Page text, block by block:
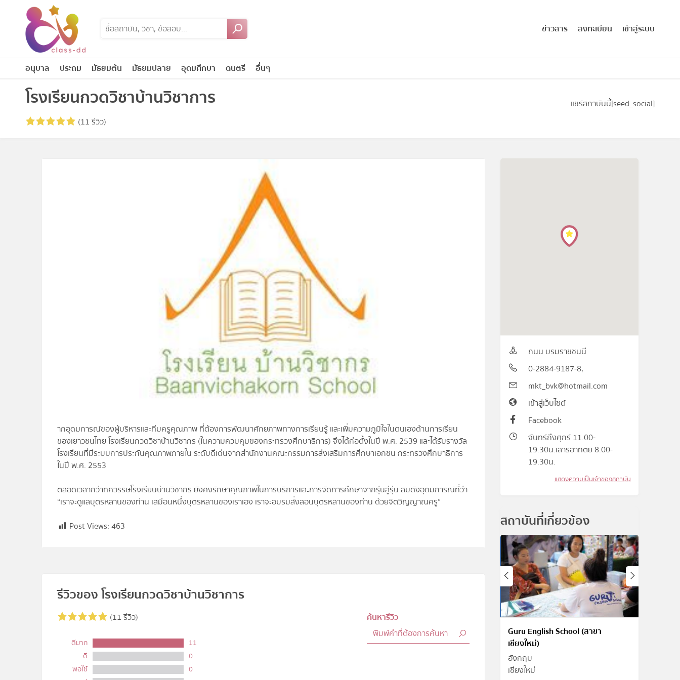
content
ข่าวสาร ลงทะเบียน เข้าสู่ระบบ
อนุบาล ประถม มัธยมต้น มัธยมปลาย อุดมศึกษา ดนตรี อื่นๆ
โรงเรียนกวดวิชาบ้านวิชาการ
(11 รีวิว)
แชร์สถาบันนี้[seed_social]
ากอุดมการณ์ของผู้บริหารและทีมครูคุณภาพ ที่ต้องการพัฒนาศักยภาพทางการเรียนรู้ และเพิ่มความภูมิใจในตนเองด้านการเรียน
ของเยาวชนไทย โรงเรียนกวดวิชาบ้านวิชากร (ในความควบคุมของกระทรวงศึกษาธิการ) จึงได้ก่อตั้งในปี พ.ศ. 2539 และได้รับรางวัล
โรงเรียนที่มีระบบการประกันคุณภาพภายใน ระดับดีเด่นจากสำนักงานคณะกรรมการส่งเสริมการศึกษาเอกชน กระทรวงศึกษาธิการ
ในปี พ.ศ. 2553
ตลอดเวลากว่าทศวรรษโรงเรียนบ้านวิชากร ยังคงรักษาคุณภาพในการบริการและการจัดการศึกษาจากรุ่นสู่รุ่น สมดังอุดมการณ์ที่ว่า
“เราจะดูแลบุตรหลานของท่าน เสมือนหนึ่งบุตรหลานของเราเอง เราจะอบรมสั่งสอนบุตรหลานของท่าน ด้วยจิตวิญญาณครู”
Post Views: 463
รีวิวของ โรงเรียนกวดวิชาบ้านวิชาการ
(11 รีวิว)
ดีมาก
11
ดี
0
พอใช้
0
ค้นหารีวิว
ถนน บรมราชชนนี
0-2884-9187-8,
mkt_bvk@hotmail.com
เข้าสู่เว็บไซต์
Facebook
จันทร์ถึงศุกร์ 11.00-
19.30น.เสาร์อาทิตย์ 8.00-
19.30น.
แสดงความเป็นเจ้าของสถาบัน
สถาบันที่เกี่ยวข้อง
Guru English School (สาขา
เชียงใหม่)
อังกฤษ
เชียงใหม่